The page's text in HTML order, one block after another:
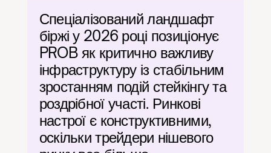
Спеціалізований ландшафт
біржі у 2026 році позиціонує
PROB як критично важливу
інфраструктуру із стабільним
зростанням подій стейкінгу та
роздрібної участі. Ринкові
настрої є конструктивними,
оскільки трейдери нішевого